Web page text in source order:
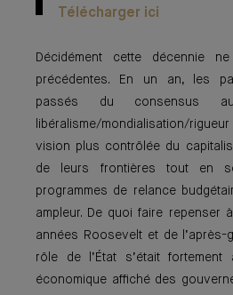
Télécharger ici
Décidément cette décennie
précédentes. En un an, les
passés du consensus
libéralisme/mondialisation/
vision plus contrôlée du
de leurs frontières tout en
programmes de relance
ampleur. De quoi faire repenser
années Roosevelt et de
rôle de l’État s’était
économique affi­ché des